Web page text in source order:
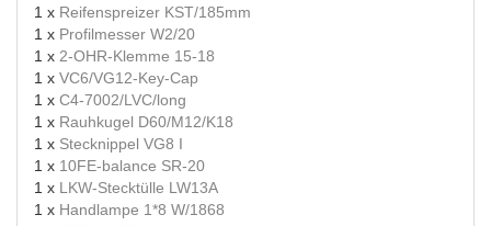
1 x Reifenspreizer KST/185mm
1 x Profilmesser W2/20
1 x 2-OHR-Klemme 15-18
1 x VC6/VG12-Key-Cap
1 x C4-7002/LVC/long
1 x Rauhkugel D60/M12/K18
1 x Stecknippel VG8 I
1 x 10FE-balance SR-20
1 x LKW-Stecktülle LW13A
1 x Handlampe 1*8 W/1868